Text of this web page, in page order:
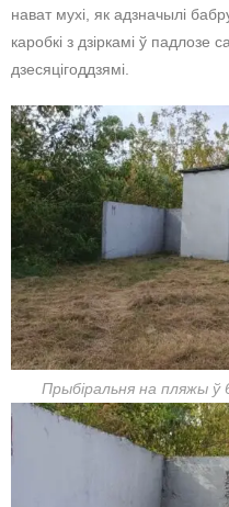
нават мухі, як адзначылі
каробкі з дзіркамі ў
дзесяцігоддзямі.
Прыбіральня на пляжы